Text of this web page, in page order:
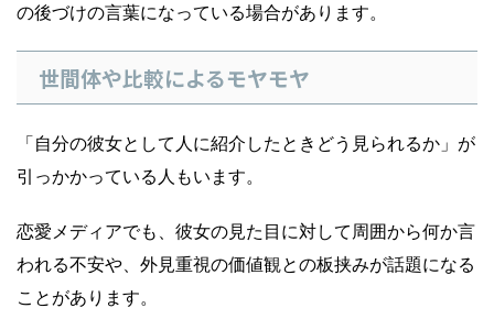
の後づけの言葉になっている場合があります。
世間体や比較によるモヤモヤ
「自分の彼女として人に紹介したときどう見られるか」が
引っかかっている人もいます。
恋愛メディアでも、彼女の見た目に対して周囲から何か言
われる不安や、外見重視の価値観との板挟みが話題になる
ことがあります。